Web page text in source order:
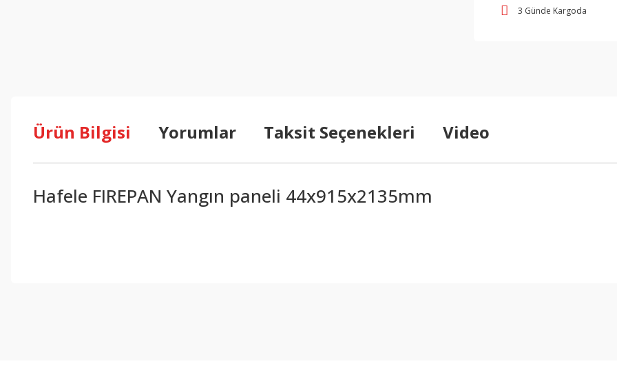
3 Günde Kargoda
Ürün Bilgisi Yorumlar Taksit Seçenekleri Video
Hafele FIREPAN Yangın paneli 44x915x2135mm